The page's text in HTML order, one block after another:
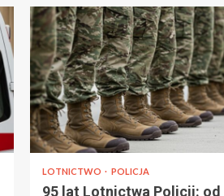
LOTNICTWO POLICJA
95 lat Lotnictwa Policji: od